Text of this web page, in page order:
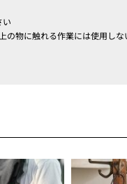
い
物に触れる作業には使用し